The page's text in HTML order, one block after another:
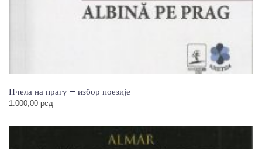
Пчела на прагу – избор поезије
1.000,00 рсд